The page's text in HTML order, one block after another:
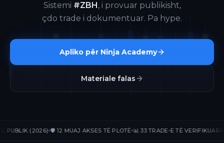
Sistemi #ZBH, i provuar publikisht,
çdo trade i dokumentuar. Pa hype.
Apliko për Ninja Academy
Materiale falas
(2026) 🛡️ 12 MUAJ AKSES TË PLOTË 📊 33 TRADE-E TË VERIFIKUARA 📈